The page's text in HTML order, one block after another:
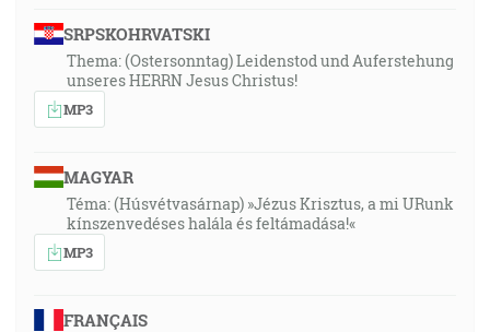
SRPSKOHRVATSKI
Thema: (Ostersonntag) Leidenstod und Auferstehung
unseres HERRN Jesus Christus!
MP3
MAGYAR
Téma: (Húsvétvasárnap) »Jézus Krisztus, a mi URunk
kínszenvedéses halála és feltámadása!«
MP3
FRANÇAIS